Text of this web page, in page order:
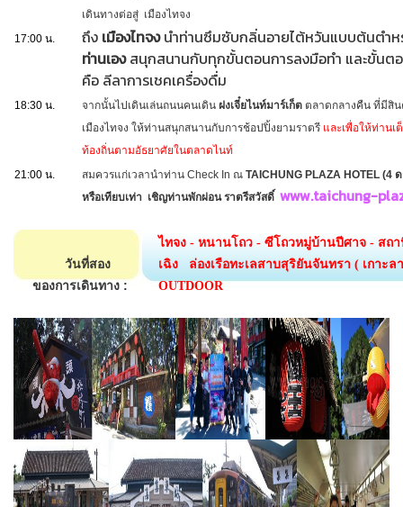
เดินทางต่อสู่ เมืองไทจง
17:00 น.
ถึง เมืองไทจงนำท่านซึมซับกลิ่นอายไต้หวันแบบต้นตำ
ท่านเองสนุกสนานกับทุกขั้นตอนการลงมือทำ และขั้นต
คือ ลีลาการเชคเครื่องดื่ม
18:30 น. จากนั้นไปเดินเล่นถนนคนเดิน ฝงเจี๋ยไนท์มาร์เก็ต ตลาดกลางคืน ที่มีสิ
เมืองไทจง ให้ท่านสนุกสนานกับการช้อปปิ้งยามราตรี และเพื่อให้ท่าน
ท้องถิ่นตามอัธยาศัยในตลาดไนท์
21:00 น.
สมควรแก่เวลานำท่าน Check In ณ TAICHUNG PLAZA HOTEL (4
หรือเทียบเท่า เชิญท่านพักผ่อน ราตรีสวัสดิ์ www.taichung-
วันที่สอง
ของการเดินทาง :
ไทจง - หนานโถว - ซีโถวหมู่บ้านปีศาจ - สถ
เฉิง ล่องเรือทะเลสาบสุริยันจันทรา ( เกาะ
OUTDOOR